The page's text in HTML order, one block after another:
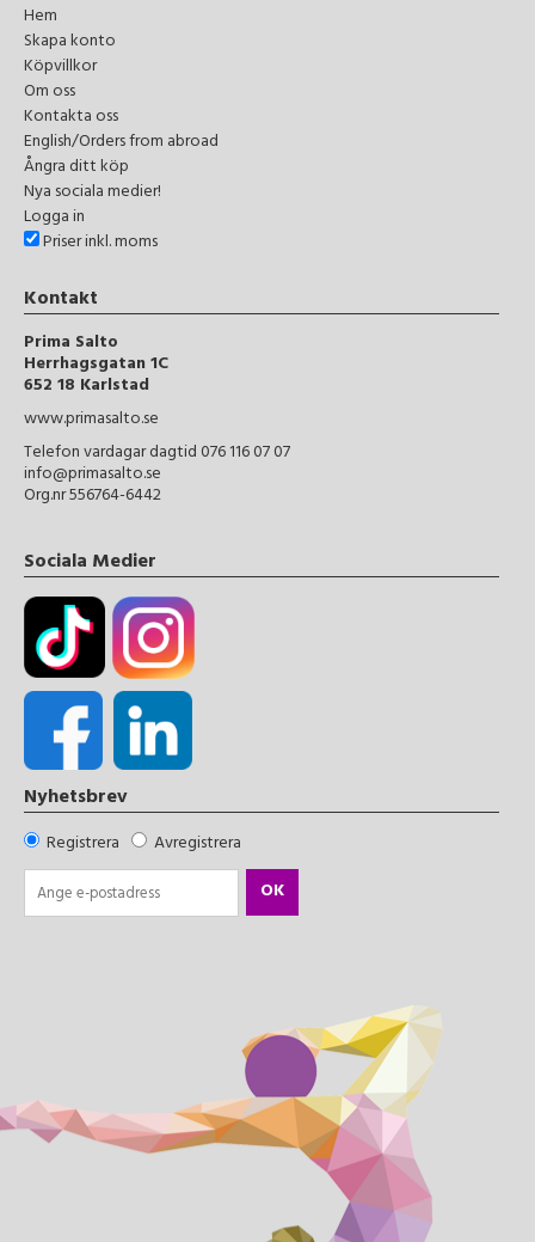
Hem
Skapa konto
Köpvillkor
Om oss
Kontakta oss
English/Orders from abroad
Ångra ditt köp
Nya sociala medier!
Logga in
Priser inkl. moms
Kontakt
Prima Salto
Herrhagsgatan 1C
652 18 Karlstad
www.primasalto.se
Telefon vardagar dagtid 076 116 07 07
info@primasalto.se
Org.nr 556764-6442
Sociala Medier
Nyhetsbrev
Registrera
Avregistrera
OK